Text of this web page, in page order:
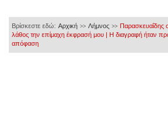
Βρίσκεστε εδώ: Αρχική >> Λήμνος >>
λάθος την επίμαχη έκφρασή μου | Η διαγραφή ήταν
απόφαση